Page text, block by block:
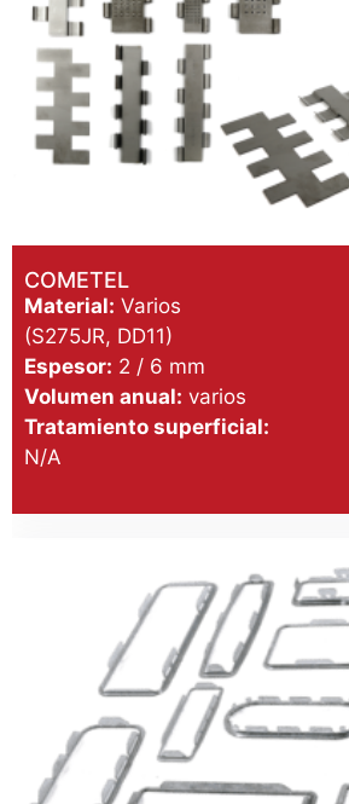
COMETEL
Material: Varios
(S275JR, DD11)
Espesor: 2 / 6 mm
Volumen anual: varios
Tratamiento superficial:
N/A